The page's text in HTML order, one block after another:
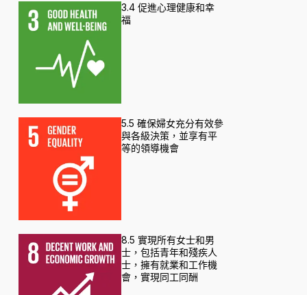
3.4 促進心理健康和幸
福
5.5 確保婦女充分有效參
與各級決策，並享有平
等的領導機會
8.5 實現所有女士和男
士，包括青年和殘疾人
士，擁有就業和工作機
會，實現同工同酬